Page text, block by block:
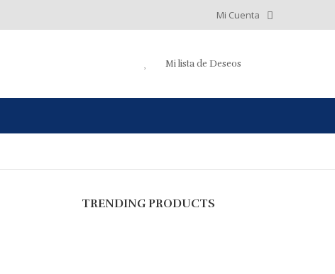
Mi Cuenta
Mi lista de Deseos
TRENDING PRODUCTS